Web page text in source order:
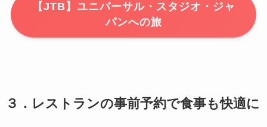
【JTB】ユニバーサル・スタジオ・ジャ
パンへの旅
３．レストランの事前予約で食事も快適に